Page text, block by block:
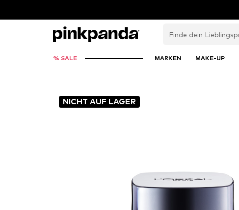
% SALE MARKEN MAKE-UP
NICHT AUF LAGER